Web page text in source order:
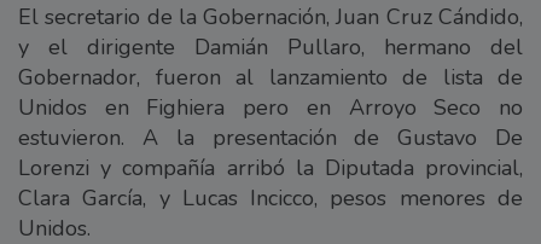
El secretario de la Gobernación, Juan Cruz Cándido,
y el dirigente Damián Pullaro, hermano del
Gobernador, fueron al lanzamiento de lista de
Unidos en Fighiera pero en Arroyo Seco no
estuvieron. A la presentación de Gustavo De
Lorenzi y compañía arribó la Diputada provincial,
Clara García, y Lucas Incicco, pesos menores de
Unidos.